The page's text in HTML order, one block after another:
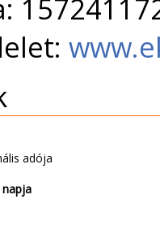
adója